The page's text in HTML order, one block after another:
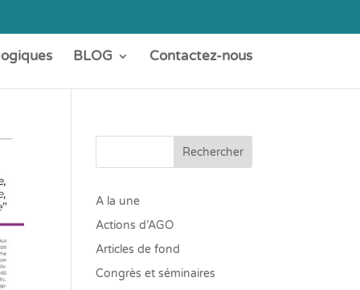
BLOG Contactez-nous
Rechercher
A la une
Actions d’AGO
Articles de fond
Congrès et séminaires